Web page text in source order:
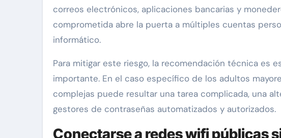
correos electrónicos, aplicaciones bancarias y
comprometida abre la puerta a múltiples cuentas
informático.
Para mitigar este riesgo, la recomendación técnica es
importante. En el caso específico de los adultos
complejas puede resultar una tarea complicada, una
gestores de contraseñas automatizados y autorizados.
Conectarse a redes wifi públicas